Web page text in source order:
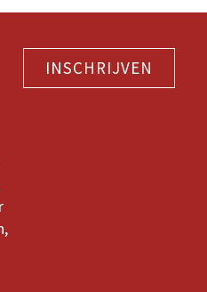
INSCHRIJVEN